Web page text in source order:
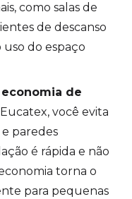
como salas de
de descanso
uso do espaço
economia de
você evita
paredes
é rápida e não
torna o
para pequenas